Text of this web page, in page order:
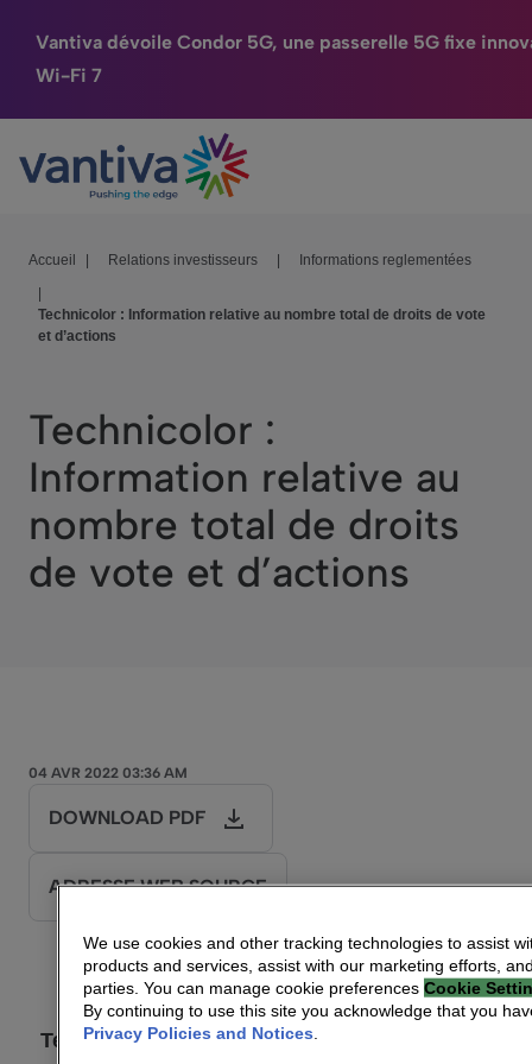
Vantiva dévoile Condor 5G, une passerelle 5G fixe
Wi-Fi 7
Passer au contenu principal
Maison Connectée
HomeSight
Entreprise
Relations Investisseurs
Accueil Relations investisseurs
Informations reglementées
Technicolor : Information relative au nombre total de droits de vote
et d’actions
Technicolor :
Information relative au
nombre total de droits
de vote et d’actions
04 AVR 2022 03:36 AM
DOWNLOAD PDF
ADRESSE WEB SOURCE
Le4 avril2022
Technicolor : Information relative au nombre
We use cookies and other tracking technologies to assist
products and services, assist with our marketing efforts,
parties. You can manage cookie preferences Cookie
By continuing to use this site you acknowledge that you
Privacy Policies and Notices